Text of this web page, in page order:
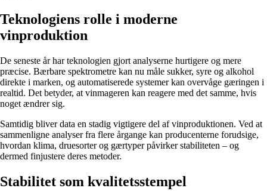
Teknologiens rolle i moderne
vinproduktion
De seneste år har teknologien gjort analyserne hurtigere og mere
præcise. Bærbare spektrometre kan nu måle sukker, syre og alkohol
direkte i marken, og automatiserede systemer kan overvåge gæringen i
realtid. Det betyder, at vinmageren kan reagere med det samme, hvis
noget ændrer sig.
Samtidig bliver data en stadig vigtigere del af vinproduktionen. Ved at
sammenligne analyser fra flere årgange kan producenterne forudsige,
hvordan klima, druesorter og gærtyper påvirker stabiliteten – og
dermed finjustere deres metoder.
Stabilitet som kvalitetsstempel